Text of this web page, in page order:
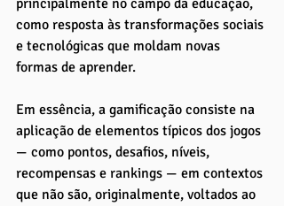
principalmente no campo da educação,
como resposta às transformações sociais
e tecnológicas que moldam novas
formas de aprender.
Em essência, a gamificação consiste na
aplicação de elementos típicos dos jogos
— como pontos, desafios, níveis,
recompensas e rankings — em contextos
que não são, originalmente, voltados ao